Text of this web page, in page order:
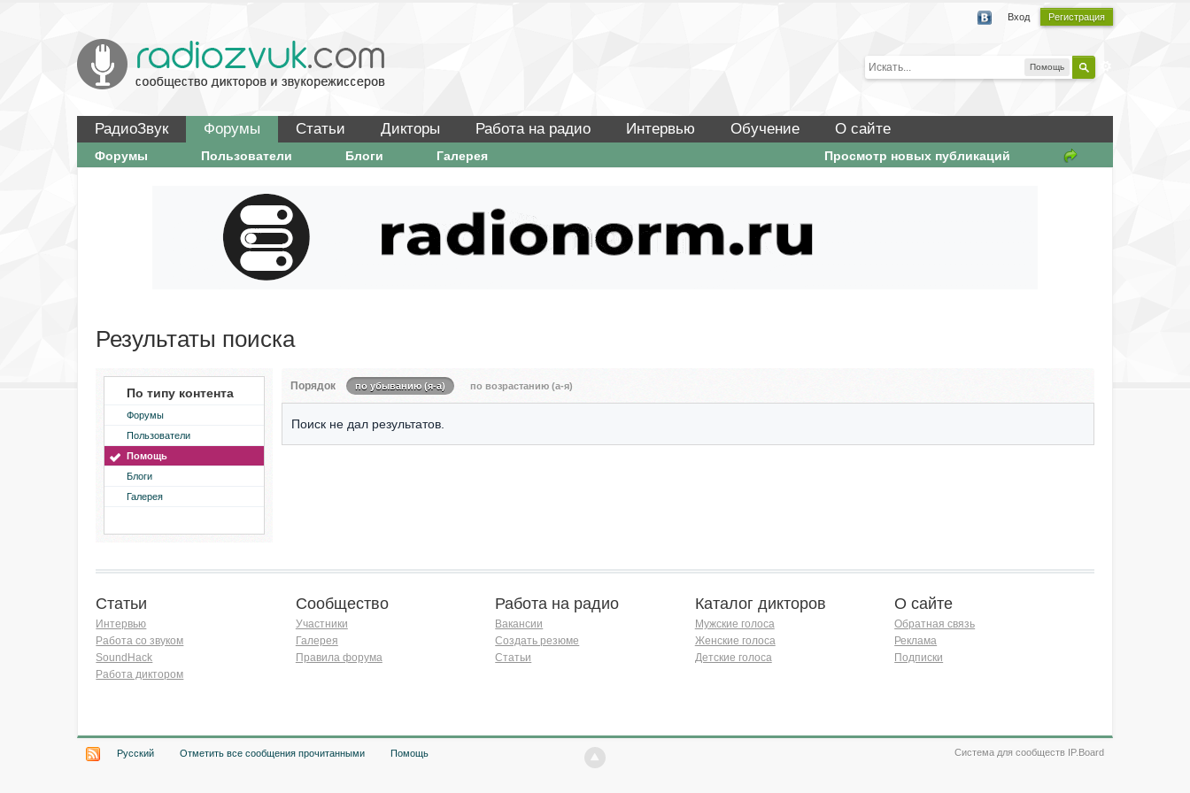
Вход Регистрация
Помощь
РадиоЗвук Форумы Статьи Дикторы Работа на радио Интервью Обучение О сайте
Просмотр новых публикаций
Форумы Пользователи Блоги Галерея
Результаты поиска
По типу контента
Форумы
Пользователи
Помощь
Блоги
Галерея
Порядок по убыванию (я-а) по возрастанию (а-я)
Поиск не дал результатов.
Статьи
Интервью
Работа со звуком
SoundHack
Работа диктором
Сообщество
Участники
Галерея
Правила форума
Работа на радио
Вакансии
Создать резюме
Статьи
Каталог дикторов
Мужские голоса
Женские голоса
Детские голоса
О сайте
Обратная связь
Реклама
Подписки
Русский Отметить все сообщения прочитанными Помощь Система для сообществ IP.Board